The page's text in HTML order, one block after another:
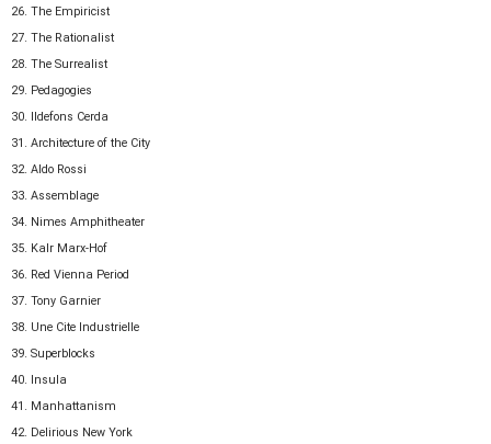
26. The Empiricist
27. The Rationalist
28. The Surrealist
29. Pedagogies
30. Ildefons Cerda
31. Architecture of the City
32. Aldo Rossi
33. Assemblage
34. Nimes Amphitheater
35. Kalr Marx-Hof
36. Red Vienna Period
37. Tony Garnier
38. Une Cite Industrielle
39. Superblocks
40. Insula
41. Manhattanism
42. Delirious New York